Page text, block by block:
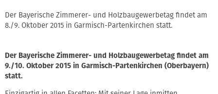
Der Bayerische Zimmerer- und Holzbaugewerbetag findet am
8./9. Oktober 2015 in Garmisch-Partenkirchen statt.
Der Bayerische Zimmerer- und Holzbaugewerbetag findet am
9./10. Oktober 2015 in Garmisch-Partenkirchen (Oberbayern)
statt.